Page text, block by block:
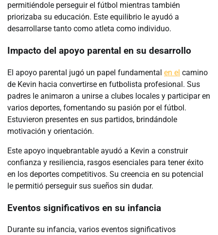
permitiéndole perseguir el fútbol mientras también
priorizaba su educación. Este equilibrio le ayudó a
desarrollarse tanto como atleta como individuo.
Impacto del apoyo parental en su desarrollo
El apoyo parental jugó un papel fundamental en el camino
de Kevin hacia convertirse en futbolista profesional. Sus
padres le animaron a unirse a clubes locales y participar en
varios deportes, fomentando su pasión por el fútbol.
Estuvieron presentes en sus partidos, brindándole
motivación y orientación.
Este apoyo inquebrantable ayudó a Kevin a construir
confianza y resiliencia, rasgos esenciales para tener éxito
en los deportes competitivos. Su creencia en su potencial
le permitió perseguir sus sueños sin dudar.
Eventos significativos en su infancia
Durante su infancia, varios eventos significativos